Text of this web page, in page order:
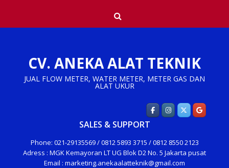
content
CV. ANEKA ALAT TEKNIK
JUAL FLOW METER, WATER METER, METER GAS DAN
ALAT UKUR
SALES & SUPPORT
Phone: 021-29135569 / 0812 5893 3715 / 0812 8550 2123
Adress : MGK Kemayoran LT UG Blok D2 No. 5 Jakarta pusat
Email : marketing.anekaalatteknik@gmail.com